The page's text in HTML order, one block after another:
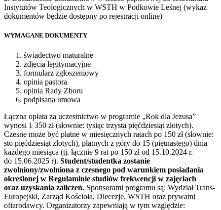
Instytutów Teologicznych w WSTH w Podkowie Leśnej (wykaz
dokumentów będzie dostępny po rejestracji online)
WYMAGANE DOKUMENTY
świadectwo maturalne
zdjęcia legitymacyjne
formularz zgłoszeniowy
opinia pastora
opinia Rady Zboru
podpisana umowa
Łączna opłata za uczestnictwo w programie „Rok dla Jezusa”
wynosi 1 350 zł (słownie: tysiąc trzysta pięćdziesiąt złotych).
Czesne może być płatne w miesięcznych ratach po 150 zł (słownie:
sto pięćdziesiąt złotych), płatnych z góry do 15 (piętnastego) dnia
każdego miesiąca (tj. łącznie 9 rat po 150 zł od 15.10.2024 r.
do 15.06.2025 r). Student/studentka zostanie
zwolniony/zwolniona z czesnego pod warunkiem posiadania
określonej w Regulaminie studiów frekwencji w zajęciach
oraz uzyskania zaliczeń. Sponsorami programu są: Wydział Trans-
Europejski, Zarząd Kościoła, Diecezje, WSTH oraz prywatni
ofiarodawcy. Organizatorzy zapewniają w tym względzie: